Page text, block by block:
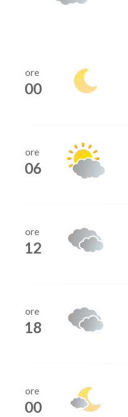
ore
00
ore
06
ore
12
ore
18
ore
00